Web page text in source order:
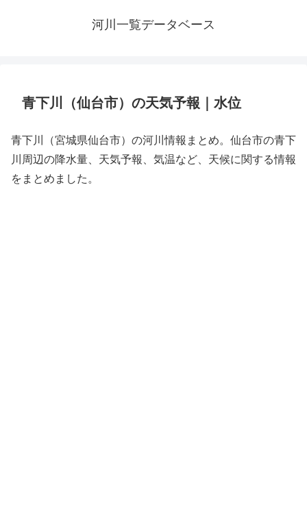
河川一覧データベース
青下川（仙台市）の天気予報｜水位
青下川（宮城県仙台市）の河川情報まとめ。仙台市の青下
川周辺の降水量、天気予報、気温など、天候に関する情報
をまとめました。